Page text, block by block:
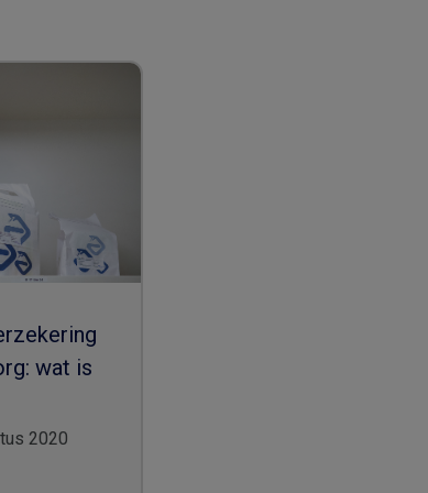
wat is
2020